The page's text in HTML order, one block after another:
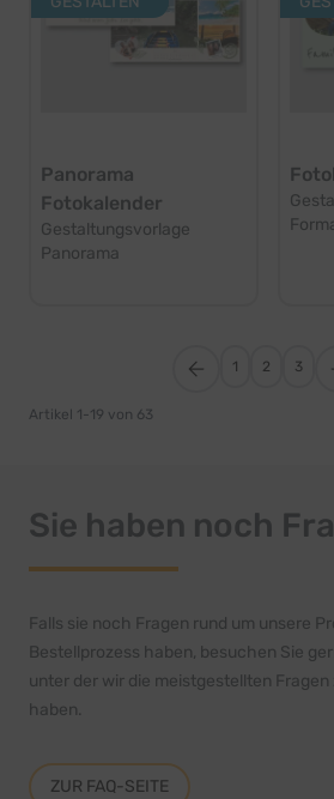
Panorama
Fotokalender
Gestaltungsvorlage
Panorama
Artikel 1 -19 von 63
1 2 3
Sie haben noch
Falls sie noch Fragen rund um unsere
Bestellprozess haben, besuchen Sie
unter der wir die meistgestellten
haben.
ZUR FAQ-SEITE